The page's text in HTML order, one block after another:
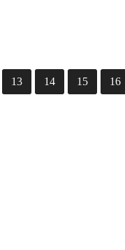
13 14 15 16